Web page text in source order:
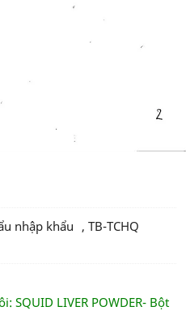
nhập khẩu , TB-TCHQ
SQUID LIVER POWDER- Bột